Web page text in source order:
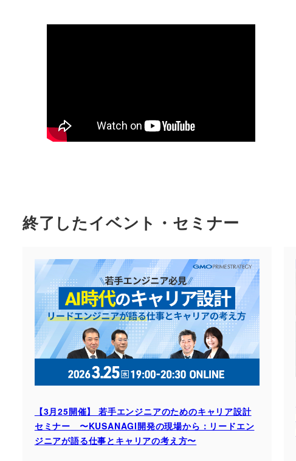
終了したイベント・セミナー
【3月25開催】 若手エンジニアのためのキャリア設計
セミナー 〜KUSANAGI開発の現場から：リードエン
ジニアが語る仕事とキャリアの考え方〜